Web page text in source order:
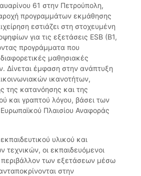
61 στην Πετρούπολη,
προγραμμάτων εκμάθησης
εστιάζει στη στοχευμένη
για τις εξετάσεις ESB (B1,
προγράμματα που
μαθησιακές
Δίνεται έμφαση στην ανάπτυξη
ικανοτήτων,
της κατανόησης και της
και γραπτού λόγου, βάσει των
Πλαισίου Αναφοράς
υλικού και
τεχνικών, οι εκπαιδευόμενοι
περιβάλλον των εξετάσεων μέσω
στην